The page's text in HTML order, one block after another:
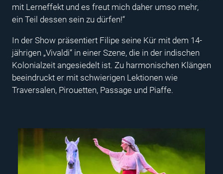
mit Lerneffekt und es freut mich daher umso mehr,
ein Teil dessen sein zu dürfen!“
In der Show präsentiert Filipe seine Kür mit dem 14-
jährigen „Vivaldi“ in einer Szene, die in der indischen
Kolonialzeit angesiedelt ist. Zu harmonischen Klängen
beeindruckt er mit schwierigen Lektionen wie
Traversalen, Pirouetten, Passage und Piaffe.